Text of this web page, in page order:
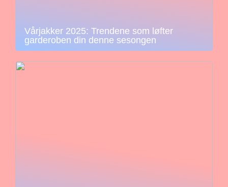
Vårjakker 2025: Trendene som løfter
garderoben din denne sesongen